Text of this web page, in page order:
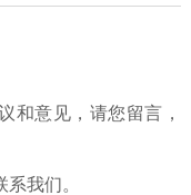
和意见，请您留言，
系我们。